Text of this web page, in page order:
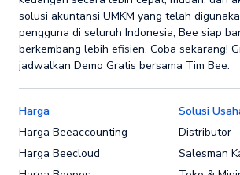
solusi akuntansi UMKM yang telah
pengguna di seluruh Indonesia, Bee siap
berkembang lebih efisien. Coba sekarang!
jadwalkan Demo Gratis bersama Tim Bee.
Harga
Harga Beeaccounting
Harga Beecloud
Solusi
Distributor
Salesman